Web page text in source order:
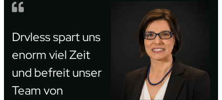
Drvless spart uns
enorm viel Zeit
und befreit unser
Team von